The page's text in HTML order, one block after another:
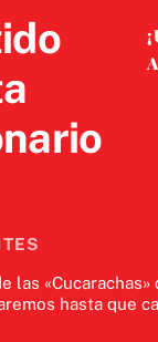
las «Cucarachas»
hasta que